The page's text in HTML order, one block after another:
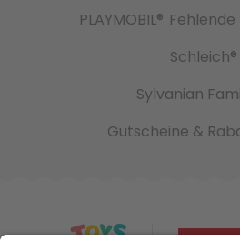
PLAYMOBIL® Fehlende
Schleich®
Sylvanian
Gutscheine &